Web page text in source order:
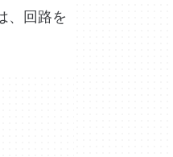
、回路を